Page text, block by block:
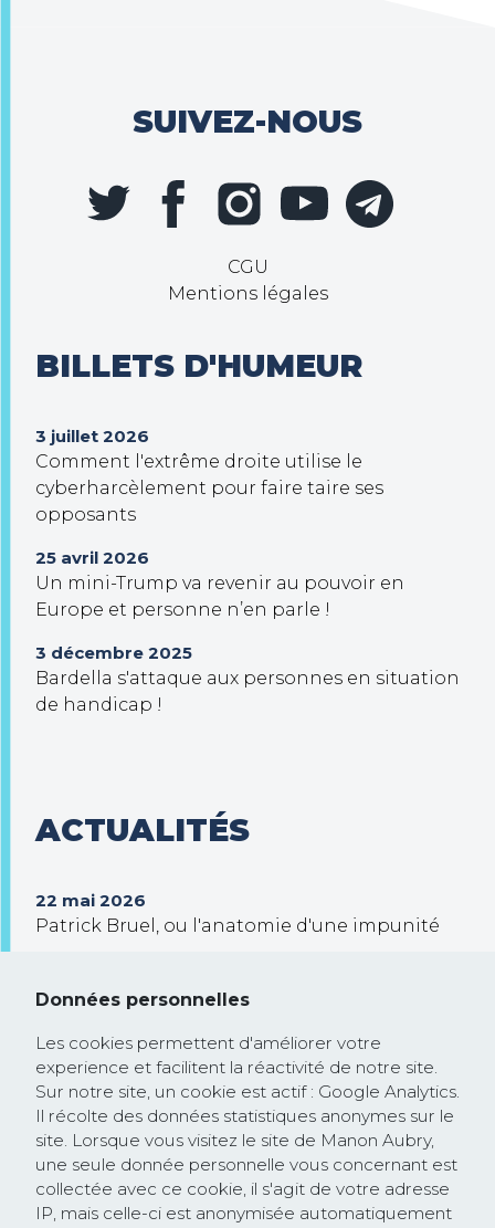
SUIVEZ-NOUS
CGU
Mentions légales
BILLETS D'HUMEUR
3 juillet 2026
Comment l'extrême droite utilise le
cyberharcèlement pour faire taire ses
opposants
25 avril 2026
Un mini-Trump va revenir au pouvoir en
Europe et personne n’en parle !
3 décembre 2025
Bardella s'attaque aux personnes en situation
de handicap !
ACTUALITÉS
22 mai 2026
Patrick Bruel, ou l'anatomie d'une impunité
Trump veut prendre le contrôle de Gaza !
26 février 2025
Communiqué de presse : la Commission
européenne rejoint la course à la
dérégulation lancée par les Etats-Unis et
saccage les textes protégeant les droits
humains et l’environnement
Données personnelles
Les cookies permettent d'améliorer votre
experience et facilitent la réactivité de notre site.
Sur notre site, un cookie est actif : Google Analytics.
Il récolte des données statistiques anonymes sur le
site. Lorsque vous visitez le site de Manon Aubry,
une seule donnée personnelle vous concernant est
collectée avec ce cookie, il s'agit de votre adresse
IP, mais celle-ci est anonymisée automatiquement